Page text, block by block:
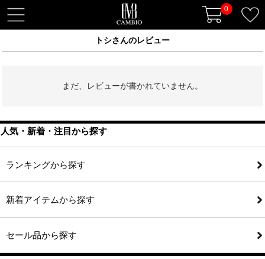
0
t
o
v
i
i
o
トシさんのレビュー
まだ、レビューが書かれていません。
人気・新着・注目から探す
ランキングから探す
新着アイテムから探す
セール品から探す